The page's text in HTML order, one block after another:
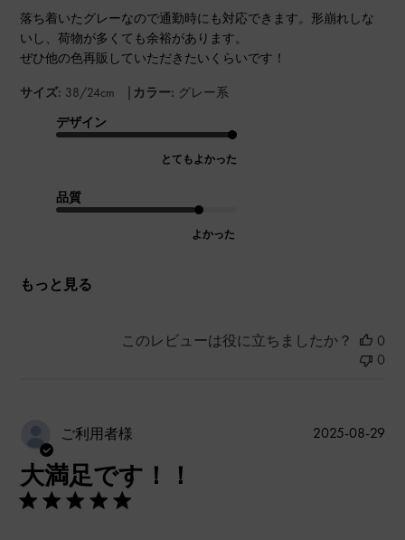
落ち着いたグレーなので通勤時にも対応できます。形崩れしな
いし、荷物が多くても余裕があります。
ぜひ他の色再販していただきたいくらいです！
サイズ: 38/24cm | カラー: グレー系
デザイン
とてもよかった
品質
よかった
もっと見る
このレビューは役に立ちましたか？
0
0
ご利用者様
大満足です！！
公
2025-08-29